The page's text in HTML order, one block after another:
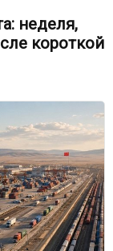
неделя,
короткой